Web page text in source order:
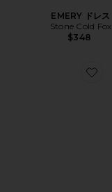
EMERY ドレス
Stone Cold Fox
$348